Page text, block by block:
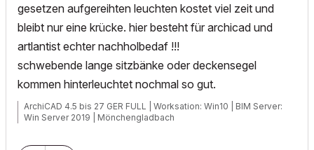
gesetzen aufgereihten leuchten kostet viel zeit und
bleibt nur eine krücke. hier besteht für archicad und
artlantist echter nachholbedaf !!!
schwebende lange sitzbänke oder deckensegel
kommen hinterleuchtet nochmal so gut.
ArchiCAD 4.5 bis 27 GER FULL | Worksation: Win10 | BIM Server:
Win Server 2019 | Mönchengladbach